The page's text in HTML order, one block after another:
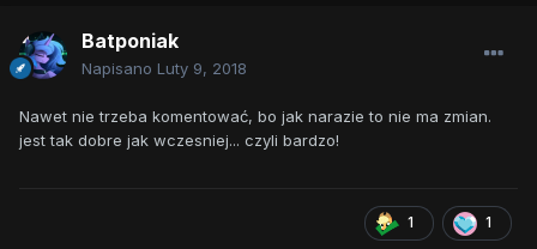
Batponiak
Napisano Luty 9, 2018
Nawet nie trzeba komentować, bo jak narazie to nie ma zmian.
jest tak dobre jak wczesniej... czyli bardzo!
1 1